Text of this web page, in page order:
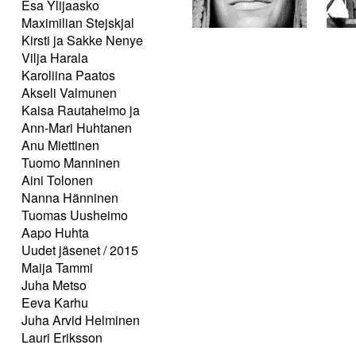
Esa Ylijaasko
Maximilian Stejskjal
Kirsti ja Sakke Nenye
Vilja Harala
Karoliina Paatos
Akseli Valmunen
Kaisa Rautaheimo ja
Ann-Mari Huhtanen
Anu Miettinen
Tuomo Manninen
Aini Tolonen
Nanna Hänninen
Tuomas Uusheimo
Aapo Huhta
Uudet jäsenet / 2015
Maija Tammi
Juha Metso
Eeva Karhu
Juha Arvid Helminen
Lauri Eriksson